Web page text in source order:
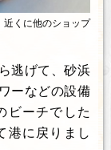
近くに他のショップ
逃げて、砂浜
ーなどの設備
ビーチでした
港に戻りまし